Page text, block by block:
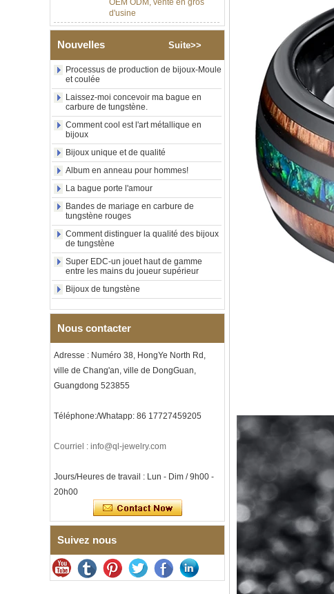
Bague en carbure de
tungstène argenté poli de 8
mm, incrustation centrale
d'opale bleue écrasée avec
synthétique, alliance pour
hommes, gravure laser
intérieure personnalisée,
approvisionnement en vrac
OEM ODM, vente en gros
d'usin
tungstène avec chevalière
carrée polie noire,
incrustation en bois avec
motif croisé en coquille
déclaration religieuse pour
hommes, gravure intérieure
personnalisée,
approvisionnement en vrac
Bague en carbure de
tungstène plaqué or rose de
8 mm, corde de guitare rouge
et incrustation d'opale
écrasée, alliance pour
hommes sur le thème de la
musique, gravure laser
intérieure personnalisée,
approvisionnement en vrac
OEM ODM, vente en gros d'
Bracelet à maillons I en acier
pour hommes, fermoir
316L, bracelet à maillons
thérapeutiques avec pierres
intégrées
inoxydable 316L en
céramique bleu saphir,
bracelet à maillons fins
certifié EN1811 avec fermoir
couture
Bague en carbure de
Nouvelles Suite>>
Processus de production de bijoux-Moule
et coulée
Laissez-moi concevoir ma bague en
carbure de tungstène.
Comment cool est l'art métallique en
bijoux
Bijoux unique et de qualité
Album en anneau pour hommes!
La bague porte l'amour
Bandes de mariage en carbure de
tungstène rouges
Comment distinguer la qualité des bijoux
de tungstène
Super EDC-un jouet haut de gamme
entre les mains du joueur supérieur
Bijoux de tungstène
Nous contacter
Adresse : Numéro 38, HongYe North Rd,
ville de Chang'an, ville de DongGuan,
Guangdong 523855
Téléphone:/Whatapp: 86 17727459205
Courriel : info@ql-jewelry.com
Jours/Heures de travail : Lun - Dim / 9h00 -
20h00
Suivez nous